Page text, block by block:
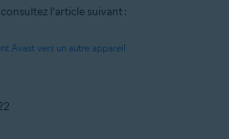
l’article suivant :
Avast vers un autre appareil